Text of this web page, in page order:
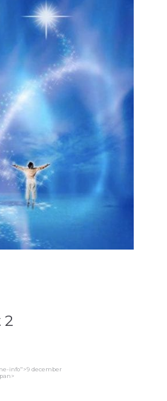
2
info">9 december